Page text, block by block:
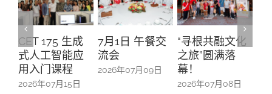
CET 175 生成
式人工智能应
用入门课程
2026年07月15日
7月1日 午餐交
流会
2026年07月09日
“寻根共融文化
之旅”圆满落
幕！
2026年07月08日